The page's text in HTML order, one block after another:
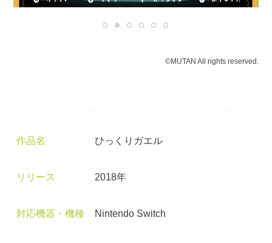
©MUTAN All rights reserved.
作品名 ひっくりガエル
リリース 2018年
対応機器・機種 Nintendo Switch